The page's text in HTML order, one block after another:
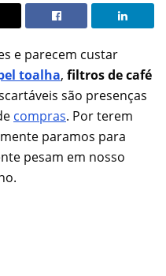
e parecem custar
toalha, filtros de café
são presenças
compras. Por terem
paramos para
pesam em nosso